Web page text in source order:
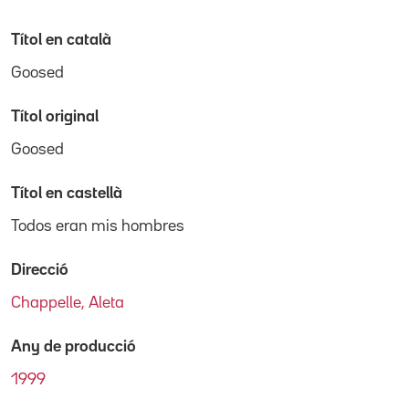
Títol en català
Goosed
Títol original
Goosed
Títol en castellà
Todos eran mis hombres
Direcció
Chappelle, Aleta
Any de producció
1999